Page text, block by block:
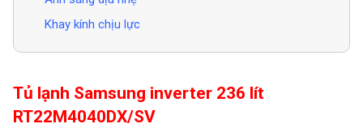
Khay kính chịu lực
Tủ lạnh Samsung inverter 236 lít
RT22M4040DX/SV